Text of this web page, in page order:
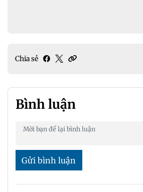
Chia sẻ
Bình luận
Gửi bình luận